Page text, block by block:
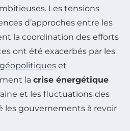
Les tensions
d’approches entre les
la coordination des efforts
ont été exacerbés par les
géopolitiques et
la crise énergétique
et les fluctuations des
les gouvernements à revoir